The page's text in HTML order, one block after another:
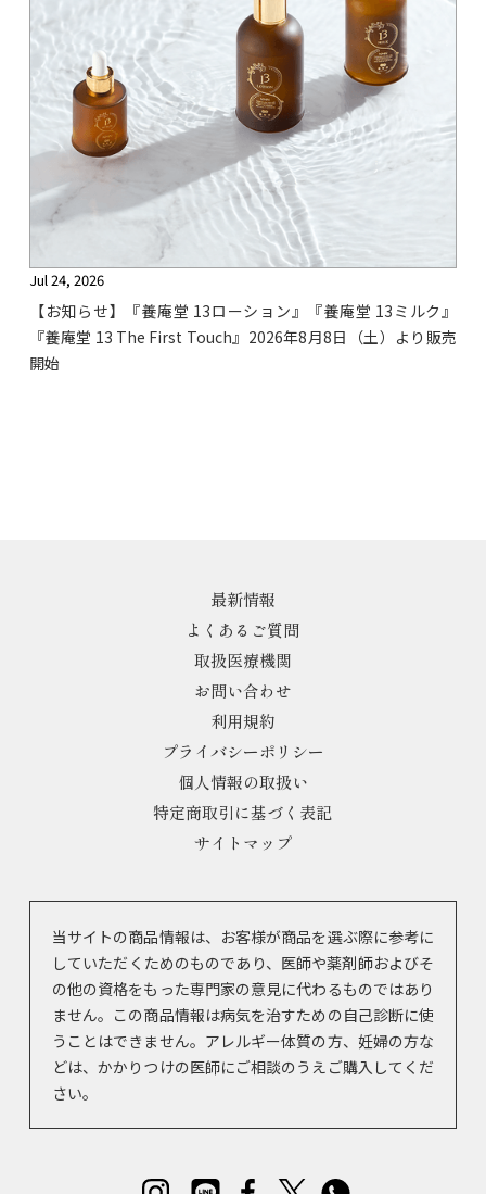
Jul 24, 2026
【お知らせ】『養庵堂 13ローション』『養庵堂 13ミルク』
『養庵堂 13 The First Touch』2026年8月8日（土）より販売
開始
最新情報
よくあるご質問
取扱医療機関
お問い合わせ
利用規約
プライバシーポリシー
個人情報の取扱い
特定商取引に基づく表記
サイトマップ
当サイトの商品情報は、お客様が商品を選ぶ際に参考に
していただくためのものであり、医師や薬剤師およびそ
の他の資格をもった専門家の意見に代わるものではあり
ません。この商品情報は病気を治すための自己診断に使
うことはできません。アレルギー体質の方、妊婦の方な
どは、かかりつけの医師にご相談のうえご購入してくだ
さい。